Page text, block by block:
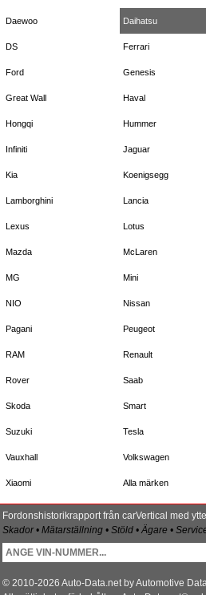
Daewoo Daihatsu
DS Ferrari
Ford Genesis
Great Wall Haval
Hongqi Hummer
Infiniti Jaguar
Kia Koenigsegg
Lamborghini Lancia
Lexus Lotus
Mazda McLaren
MG Mini
NIO Nissan
Pagani Peugeot
RAM Renault
Rover Saab
Skoda Smart
Suzuki Tesla
Vauxhall Volkswagen
Xiaomi Alla märken
Fordonshistorikrapport från carVertical med
Skador • Mätarställning • Stöld • Ägare •
© 2010-2026 Auto-Data.net by Automotive Data